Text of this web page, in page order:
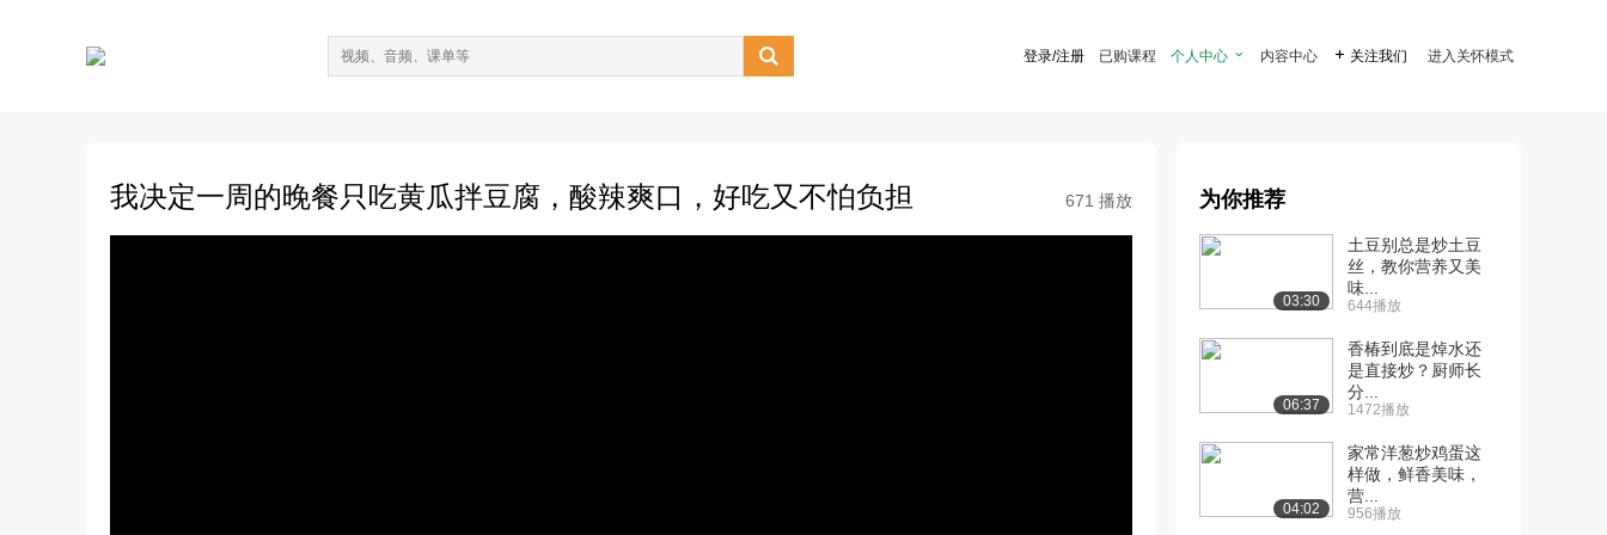
 登录/注册 已购课程 个人中心  内容中心  关注我们 进入关怀模式
我决定一周的晚餐只吃黄瓜拌豆腐，酸辣爽口，好吃又不怕负担 671 播放 为你推荐
03:30
土豆别总是炒土豆
丝，教你营养又美
味...
644播放
06:37
香椿到底是焯水还
是直接炒？厨师长
分...
1472播放
04:02
家常洋葱炒鸡蛋这
样做，鲜香美味，
营...
956播放